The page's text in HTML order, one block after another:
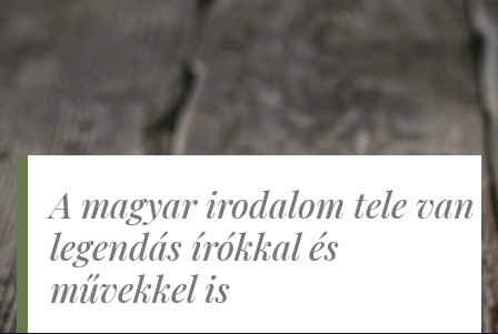
A magyar irodalom tele van
legendás írókkal és
művekkel is